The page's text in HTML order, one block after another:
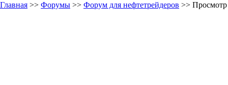
Главная >> Форумы >> Форум для нефтетрейдеров >>